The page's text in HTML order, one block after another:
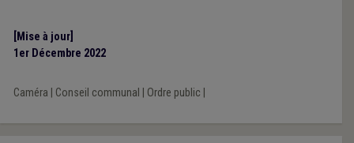
[Mise à jour]
1er Décembre 2022
Caméra Conseil communal Ordre public